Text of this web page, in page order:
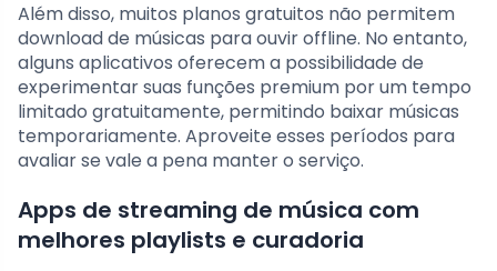
Além disso, muitos planos gratuitos não permitem
download de músicas para ouvir offline. No entanto,
alguns aplicativos oferecem a possibilidade de
experimentar suas funções premium por um tempo
limitado gratuitamente, permitindo baixar músicas
temporariamente. Aproveite esses períodos para
avaliar se vale a pena manter o serviço.
Apps de streaming de música com
melhores playlists e curadoria